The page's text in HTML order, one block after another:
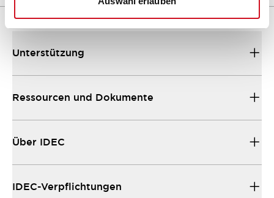
Unterstützung
Ressourcen und Dokumente
Über IDEC
IDEC-Verpflichtungen